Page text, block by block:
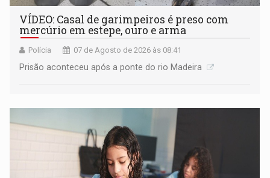
VÍDEO: Casal de garimpeiros é preso com
mercúrio em estepe, ouro e arma
Polícia 07 de Agosto de 2026 às 08:41
Prisão aconteceu após a ponte do rio Madeira